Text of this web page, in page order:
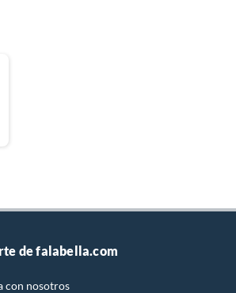
de falabella.com
con nosotros